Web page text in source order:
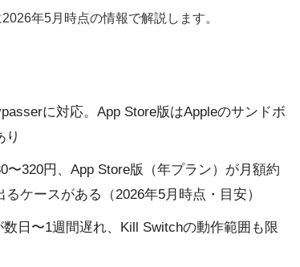
年5月時点の情報で解説します。
に対応。App Store版はAppleのサンドボ
り
320円、App Store版（年プラン）が月額約
ケースがある（2026年5月時点・目安）
日〜1週間遅れ、Kill Switchの動作範囲も限